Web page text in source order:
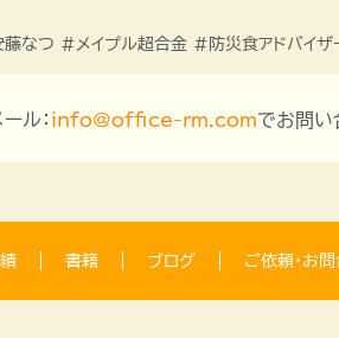
なつ #メイプル超合金 #防災食アドバイ
ール： info@office-rm.comでお問い
書籍 ブログ ご依頼・お